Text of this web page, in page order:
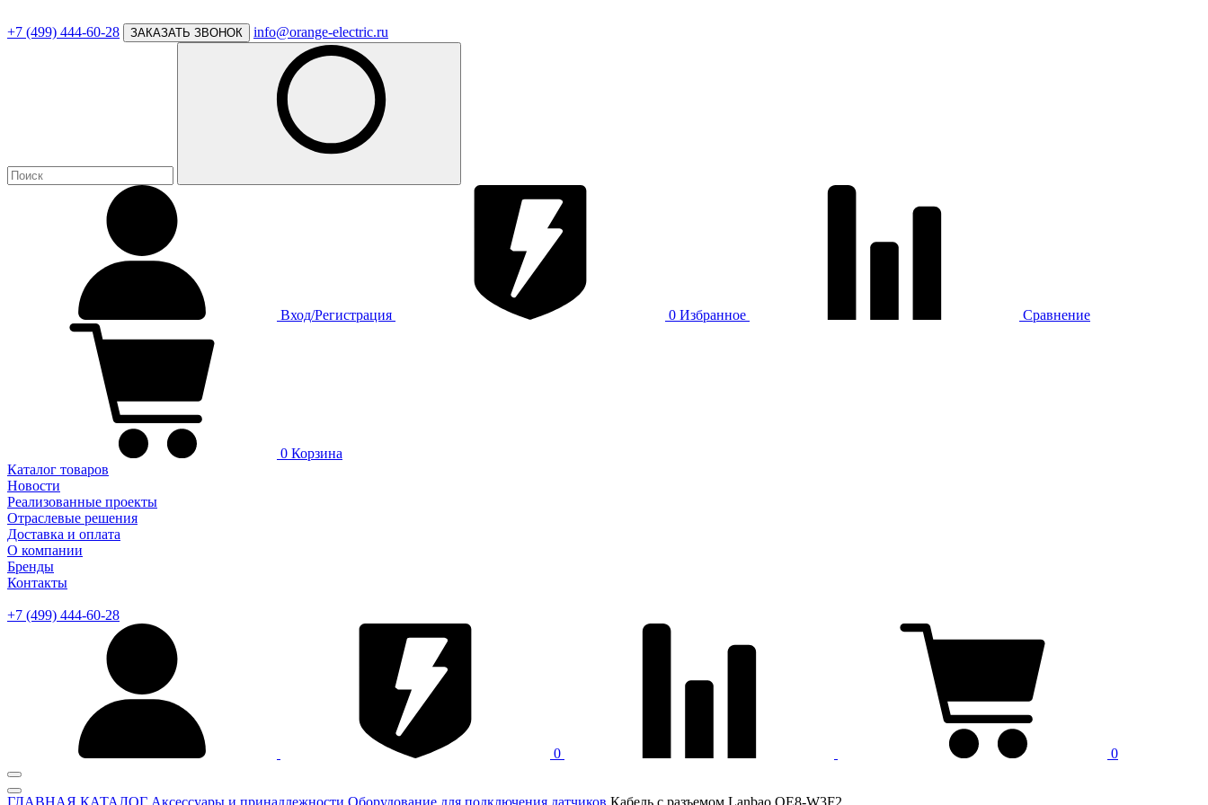
+7 (499) 444-60-28 ЗАКАЗАТЬ ЗВОНОК info@orange-electric.ru
Вход/Регистрация 0 Избранное Сравнение
0 Корзина
Каталог товаров
Новости
Реализованные проекты
Отраслевые решения
Доставка и оплата
О компании
Бренды
Контакты
+7 (499) 444-60-28
0 0
ГЛАВНАЯ КАТАЛОГ Аксессуары и принадлежности Оборудование для подключения датчиков Кабель с разъемом Lanbao QE8-W3F2